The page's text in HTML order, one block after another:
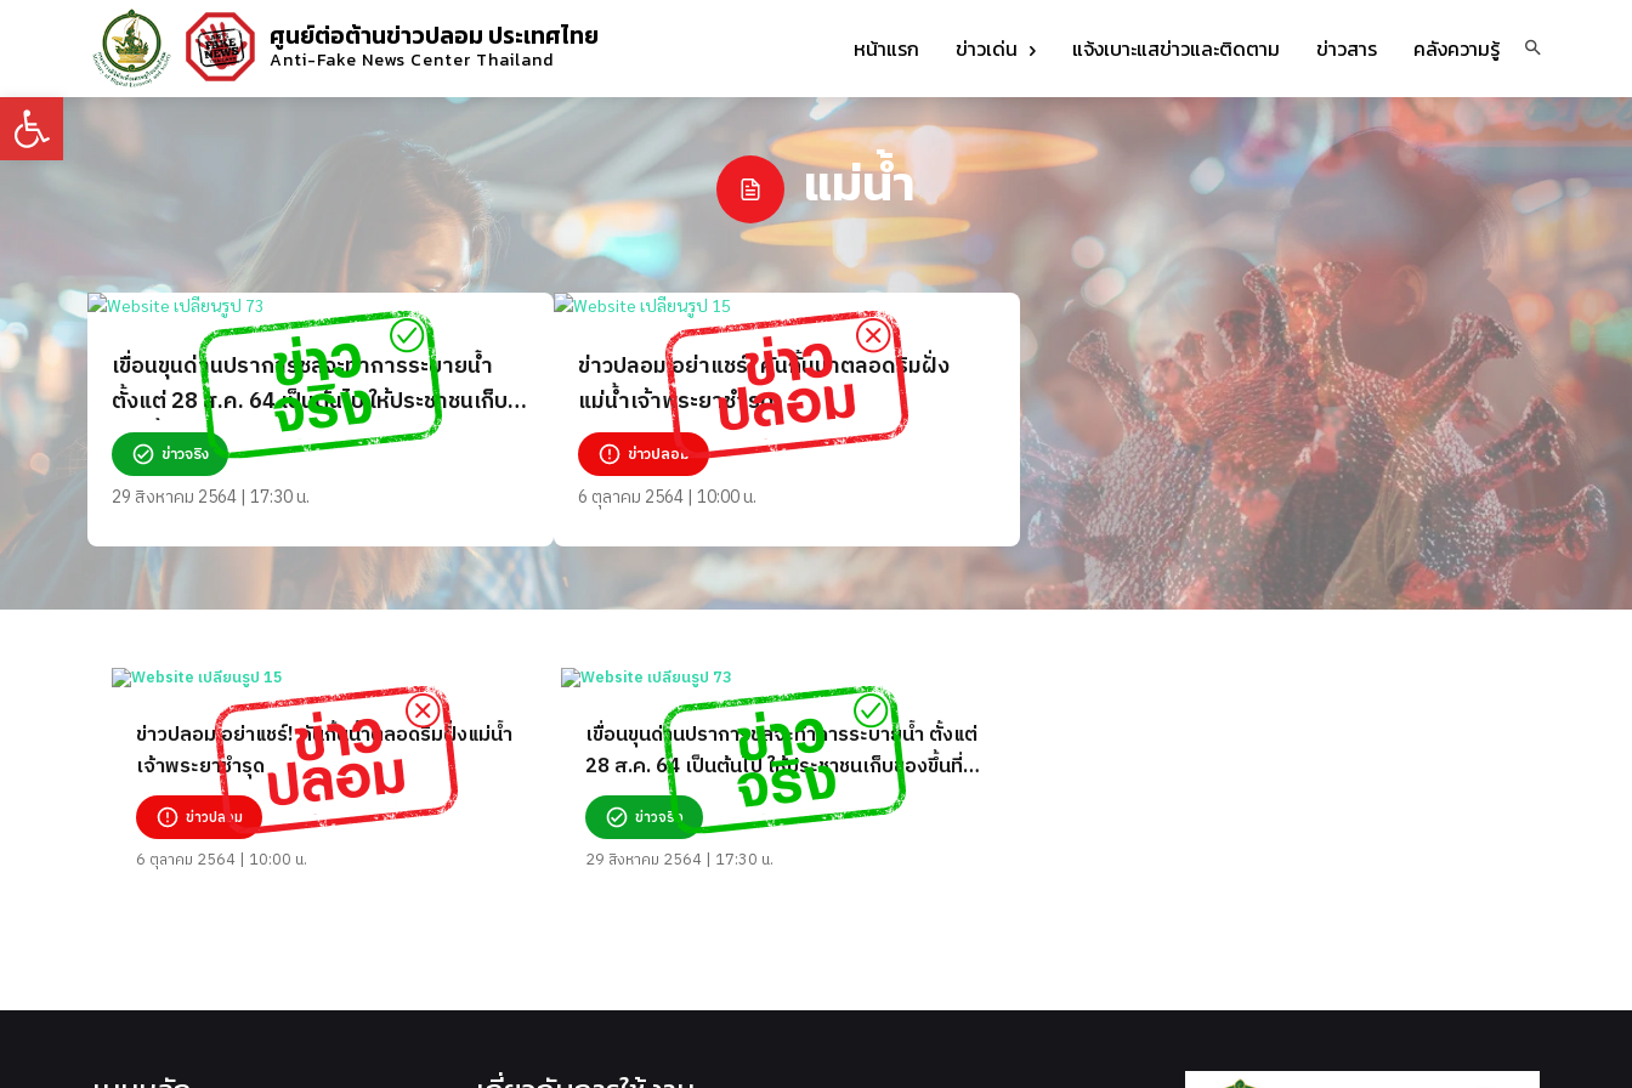
Open toolbar
ศูนย์ต่อต้านข่าวปลอม ประเทศไทย
Anti-Fake News Center Thailand หน้าแรก ข่าวเด่น แจ้งเบาะแสข่าวและติดตาม ข่าวสาร คลังความรู้
แม่น้ำ
เขื่อนขุนด่านปราการชลจะทำการระบายน้ำ
ตั้งแต่ 28 ส.ค. 64 เป็นต้นไป ให้ประชาชนเก็บ
ของขึ้นที่สูง จริงหรือ?
ข่าวจริง
29 สิงหาคม 2564 | 17:30 น.
ข่าวปลอม อย่าแชร์! คันกั้นน้ำตลอดริมฝั่ง
แม่น้ำเจ้าพระยาชำรุด
ข่าวปลอม
6 ตุลาคม 2564 | 10:00 น.
ข่าวปลอม อย่าแชร์! คันกั้นน้ำตลอดริมฝั่งแม่น้ำ
เจ้าพระยาชำรุด
ข่าวปลอม
6 ตุลาคม 2564 | 10:00 น.
เขื่อนขุนด่านปราการชลจะทำการระบายน้ำ ตั้งแต่
28 ส.ค. 64 เป็นต้นไป ให้ประชาชนเก็บของขึ้นที่
สูง จริงหรือ?
ข่าวจริง
29 สิงหาคม 2564 | 17:30 น.